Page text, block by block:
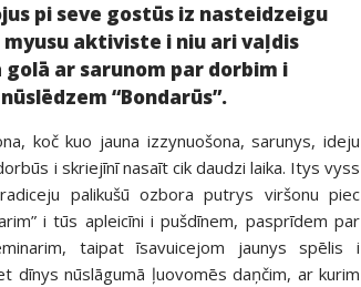
pi seve gostūs iz nasteidzeigu
myusu aktiviste i niu ari vaļdis
ar sarunom par dorbim i
“Bondarūs”.
koč kuo jauna izzynuošona, sarunys, ideju
i skriejīnī nasaīt cik daudzi laika. Itys vyss
palikušū ozbora putrys viršonu piec
i tūs apleicīni i pušdīnem, pasprīdem par
taipat īsavuicejom jaunys spēlis i
dīnys nūslāgumā ļuovomēs daņčim, ar kurim